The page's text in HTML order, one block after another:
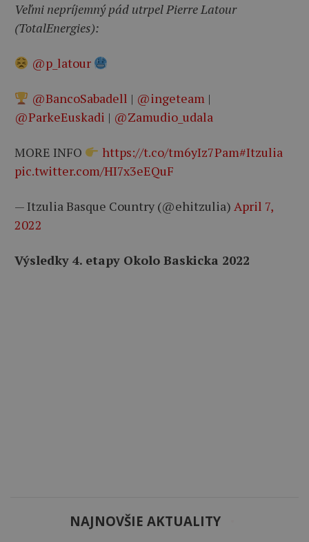
Veľmi nepríjemný pád utrpel Pierre Latour
(TotalEnergies):
@p_latour
@BancoSabadell | @ingeteam|
@ParkeEuskadi | @Zamudio_udala
MORE INFO https://t.co/tm6yIz7Pam#Itzulia
pic.twitter.com/HI7x3eEQuF
— Itzulia Basque Country (@ehitzulia) April 7,
2022
Výsledky 4. etapy Okolo Baskicka 2022
NAJNOVŠIE AKTUALITY